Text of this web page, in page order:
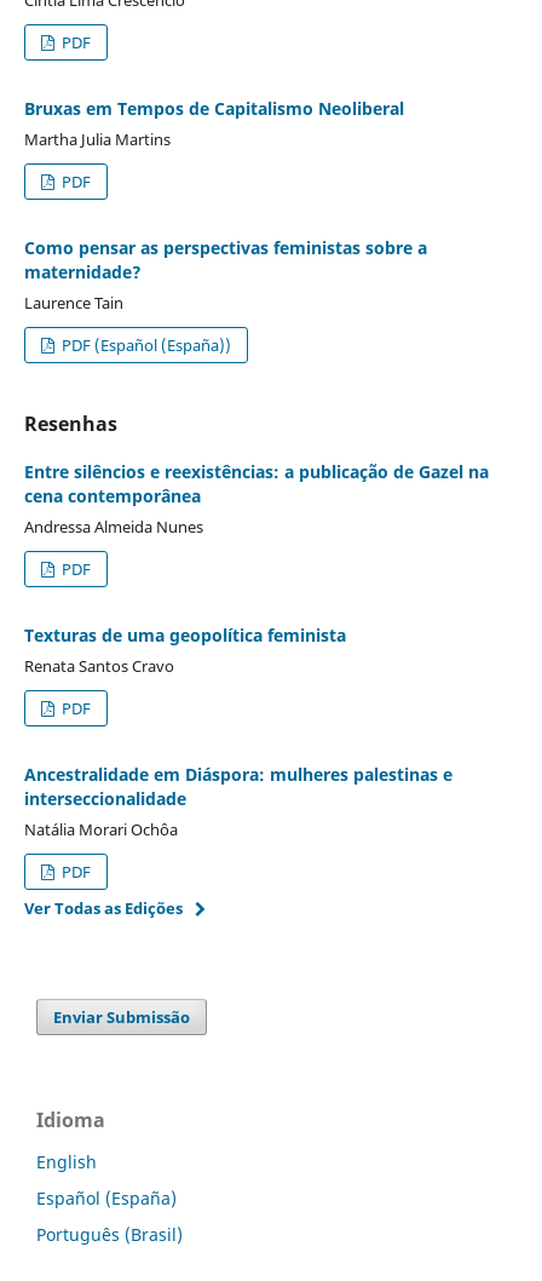
PDF
Bruxas em Tempos de Capitalismo Neoliberal
Martha Julia Martins
PDF
Como pensar as perspectivas feministas sobre a
maternidade?
Laurence Tain
PDF (Español (España))
Resenhas
Entre silêncios e reexistências: a publicação de Gazel na
cena contemporânea
Andressa Almeida Nunes
PDF
Texturas de uma geopolítica feminista
Renata Santos Cravo
PDF
Ancestralidade em Diáspora: mulheres palestinas e
interseccionalidade
Natália Morari Ochôa
PDF
Ver Todas as Edições
Enviar Submissão
Idioma
English
Español (España)
Português (Brasil)